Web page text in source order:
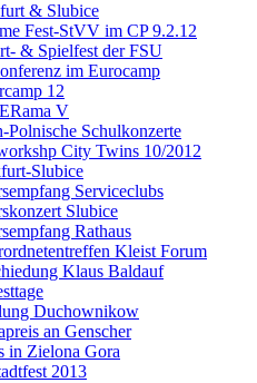
& Slubice
Fest-StVV im CP 9.2.12
& Spielfest der FSU
im Eurocamp
12
V
Polnische Schulkonzerte
City Twins 10/2012
Slubice
Serviceclubs
Slubice
Rathaus
Kleist Forum
Klaus Baldauf
Duchownikow
an Genscher
in Zielona Gora
2013